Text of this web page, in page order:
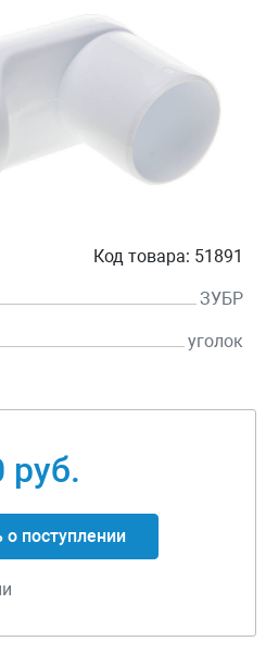
Код товара: 51891
ЗУБР
уголок
руб.
поступлении